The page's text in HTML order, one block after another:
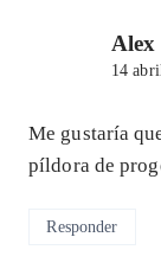
Alex
14
Me gustaría
píldora de
Responder